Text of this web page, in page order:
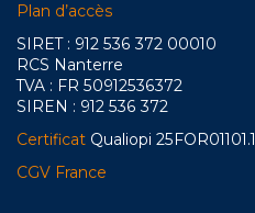
Plan d’accès
SIRET : 912 536 372 00010
RCS Nanterre
TVA : FR 50912536372
SIREN : 912 536 372
Certificat Qualiopi 25FOR01101.1
CGV France